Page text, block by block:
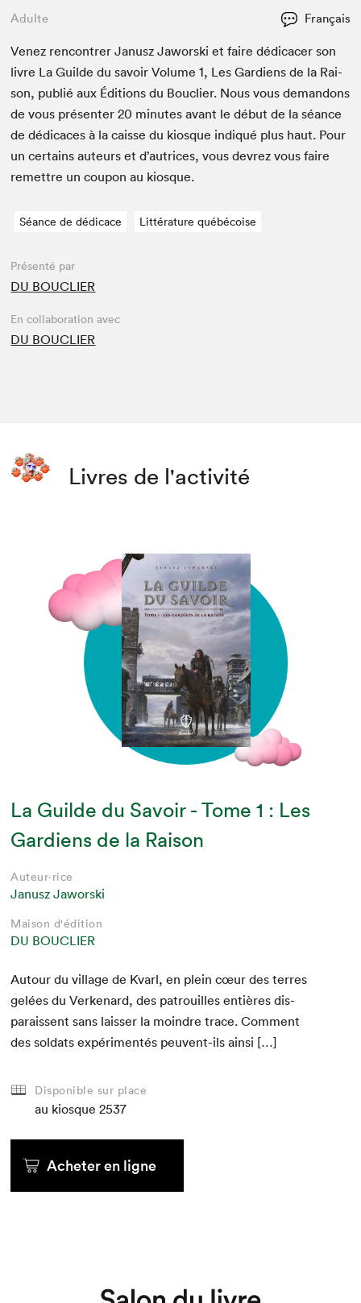
Adulte Français
Venez ren­con­tr­er Janusz Jawors­ki et faire dédi­cac­er son
livre La Guilde du savoir Vol­ume1, Les Gar­di­ens de la Rai­
son, pub­lié aux Édi­tions du Boucli­er. Nous vous deman­dons
de vous présen­ter20 min­utes avant le début de la séance
de dédi­caces à la caisse du kiosque indiqué plus haut. Pour
un cer­tains auteurs et d’autrices, vous devrez vous faire
remet­tre un coupon au kiosque.
Séance de dédicace Littérature québécoise
Présenté par
DU BOUCLIER
En collaboration avec
DU BOUCLIER
Livres de l'activité
La Guilde du Savoir - Tome 1 : Les
Gardiens de la Raison
Auteur·rice
Janusz Jaworski
Maison d'édition
DU BOUCLIER
Autour du vil­lage de Kvarl, en plein cœur des ter­res
gelées du Verke­nard, des patrouilles entières dis­
parais­sent sans laiss­er la moin­dre trace. Com­ment
des sol­dats expéri­men­tés peu­vent-ils ainsi […]
Disponible sur place
au kiosque 2537
Acheter en ligne